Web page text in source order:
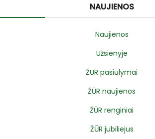
NAUJIENOS
Naujienos
Užsienyje
ŽŪR pasiūlymai
ŽŪR naujienos
ŽŪR renginiai
ŽŪR jubiliejus